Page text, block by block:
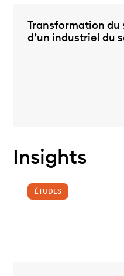
Transformation
d’un industriel du
Insights
ÉTUDES